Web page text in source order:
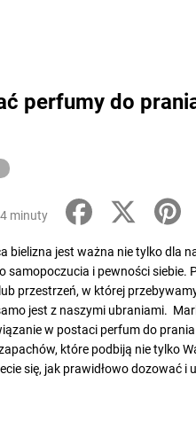
perfumy do
4 minuty
bielizna jest ważna nie tylko dla
samopoczucia i pewności siebie.
przestrzeń, w której
jest z naszymi ubraniami.
w postaci perfum do
które podbiją nie tylko
się, jak prawidłowo dozować i